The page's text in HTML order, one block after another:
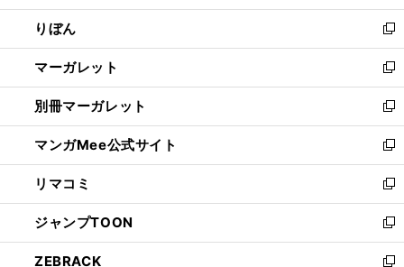
開
く
ウ
で
開
く
ン
ド
ウ
で
開
く
ウ
ィ
ン
ド
ウ
で
開
く
りぼん
新
し
い
ウ
ィ
ン
ド
ウ
で
開
く
マーガレット
新
し
い
ウ
ィ
ン
ド
ウ
で
開
く
別冊マーガレット
新
し
い
ウ
ィ
ン
ド
ウ
で
マンガMee公式サイト
新
し
い
ウ
ィ
ン
ド
リマコミ
新
し
い
ウ
ィ
ジャンプTOON
新
し
ZEBRACK